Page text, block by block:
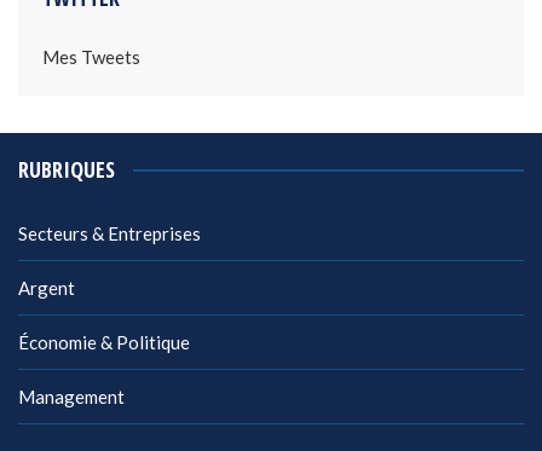
Mes Tweets
RUBRIQUES
Secteurs & Entreprises
Argent
Économie & Politique
Management